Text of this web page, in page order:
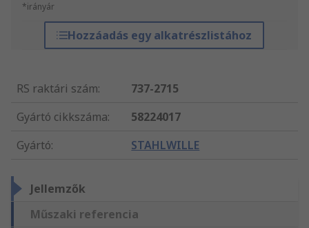
*irányár
Hozzáadás egy alkatrészlistához
RS raktári szám:
737-2715
Gyártó cikkszáma:
58224017
Gyártó: STAHLWILLE
Jellemzők
Műszaki referencia